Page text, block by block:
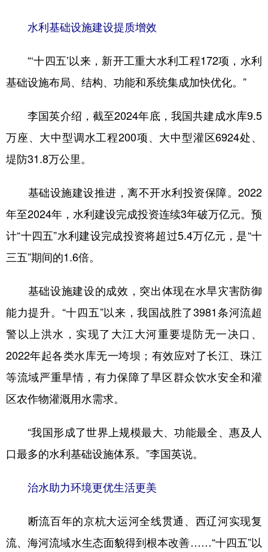
水利基础设施建设提质增效
“‘十四五’以来，新开工重大水利工程172项，水利
基础设施布局、结构、功能和系统集成加快优化。”
李国英介绍，截至2024年底，我国共建成水库9.5
万座、大中型调水工程200项、大中型灌区6924处、
堤防31.8万公里。
基础设施建设推进，离不开水利投资保障。2022
年至2024年，水利建设完成投资连续3年破万亿元。预
计“十四五”水利建设完成投资将超过5.4万亿元，是“十
三五”期间的1.6倍。
基础设施建设的成效，突出体现在水旱灾害防御
能力提升。“十四五”以来，我国战胜了3981条河流超
警以上洪水，实现了大江大河重要堤防无一决口、
2022年起各类水库无一垮坝；有效应对了长江、珠江
等流域严重旱情，有力保障了旱区群众饮水安全和灌
区农作物灌溉用水需求。
“我国形成了世界上规模最大、功能最全、惠及人
口最多的水利基础设施体系。”李国英说。
治水助力环境更优生活更美
断流百年的京杭大运河全线贯通、西辽河实现复
流、海河流域水生态面貌得到根本改善……“十四五”以